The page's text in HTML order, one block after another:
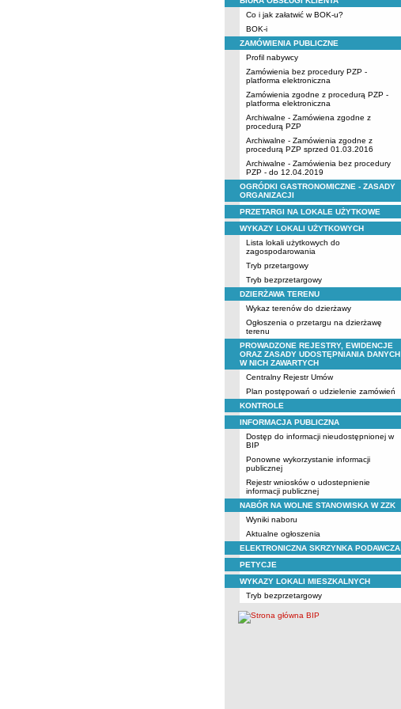
Co i jak załatwić w BOK-u?
BOK-i
ZAMÓWIENIA PUBLICZNE
Profil nabywcy
Zamówienia bez procedury PZP -
platforma elektroniczna
Zamówienia zgodne z procedurą PZP -
platforma elektroniczna
Archiwalne - Zamówiena zgodne z
procedurą PZP
Archiwalne - Zamówienia zgodne z
procedurą PZP sprzed 01.03.2016
Archiwalne - Zamówienia bez procedury
PZP - do 12.04.2019
OGRÓDKI GASTRONOMICZNE - ZASADY
ORGANIZACJI
PRZETARGI NA LOKALE UŻYTKOWE
WYKAZY LOKALI UŻYTKOWYCH
Lista lokali użytkowych do
zagospodarowania
Tryb przetargowy
Tryb bezprzetargowy
DZIERŻAWA TERENU
Wykaz terenów do dzierżawy
Ogłoszenia o przetargu na dzierżawę
terenu
PROWADZONE REJESTRY, EWIDENCJE
ORAZ ZASADY UDOSTĘPNIANIA DANYCH
W NICH ZAWARTYCH
Centralny Rejestr Umów
Plan postępowań o udzielenie zamówień
KONTROLE
INFORMACJA PUBLICZNA
Dostęp do informacji nieudostępnionej w
BIP
Ponowne wykorzystanie informacji
publicznej
Rejestr wniosków o udostepnienie
informacji publicznej
NABÓR NA WOLNE STANOWISKA W ZZK
Wyniki naboru
Aktualne ogłoszenia
ELEKTRONICZNA SKRZYNKA PODAWCZA
PETYCJE
WYKAZY LOKALI MIESZKALNYCH
Tryb bezprzetargowy